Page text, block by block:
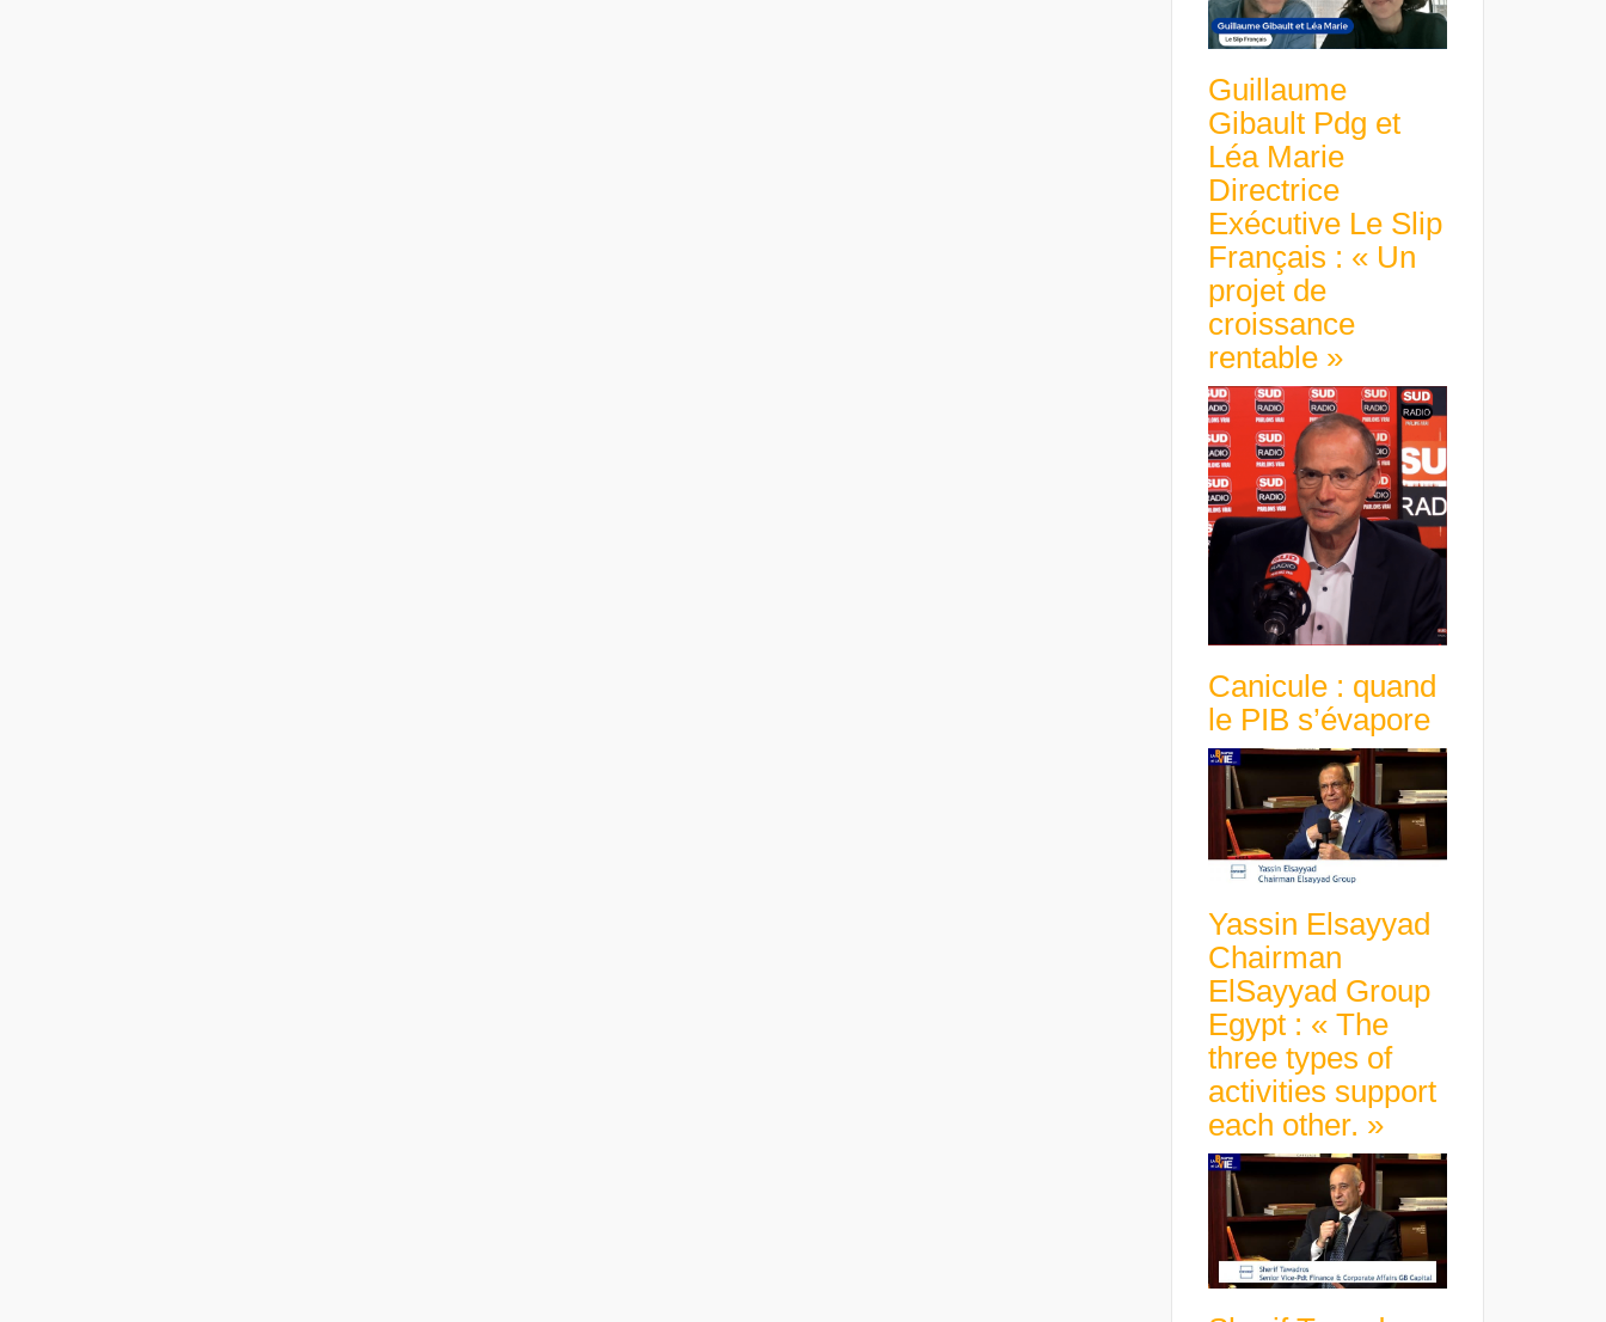
Guillaume
Gibault Pdg et
Léa Marie
Directrice
Exécutive Le Slip
Français : « Un
projet de
croissance
rentable »
Canicule : quand
le PIB s’évapore
Yassin Elsayyad
Chairman
ElSayyad Group
Egypt : « The
three types of
activities support
each other. »